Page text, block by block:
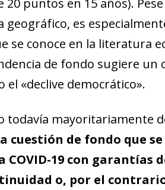
es
se conoce en la literatura
de fondo sugiere
«declive democrático».
todavía mayoritariamente
cuestión de fondo que
COVID-19 con
o, por el